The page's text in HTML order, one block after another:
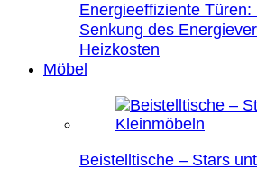
Energieeffiziente
Senkung des
Heizkosten
Möbel
Beistelltische – Stars